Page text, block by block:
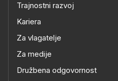
Trajnostni razvoj
Kariera
Za vlagatelje
Za medije
Družbena odgovornost